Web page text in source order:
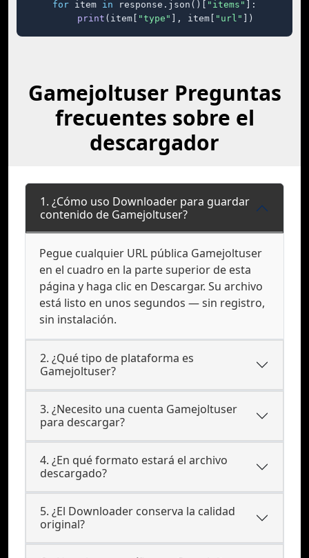
for item in response.json()[ "items"
]:
print (item[ "type" ], item[ "url" ])
Gamejoltuser Preguntas
frecuentes sobre el
descargador
1. ¿Cómo uso Downloader para guardar
contenido de Gamejoltuser?
Pegue cualquier URL pública Gamejoltuser
en el cuadro en la parte superior de esta
página y haga clic en Descargar. Su archivo
está listo en unos segundos — sin registro,
sin instalación.
2. ¿Qué tipo de plataforma es
Gamejoltuser?
3. ¿Necesito una cuenta Gamejoltuser
para descargar?
4. ¿En qué formato estará el archivo
descargado?
5. ¿El Downloader conserva la calidad
original?